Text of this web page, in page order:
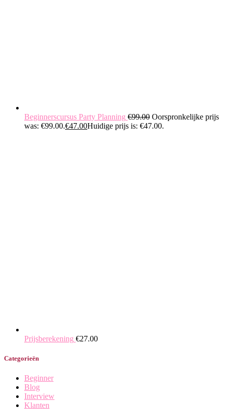
Beginnerscursus Party Planning €99.00 Oorspronkelijke prijs
was: €99.00.€47.00Huidige prijs is: €47.00.
Prijsberekening €27.00
Categorieën
Beginner
Blog
Interview
Klanten